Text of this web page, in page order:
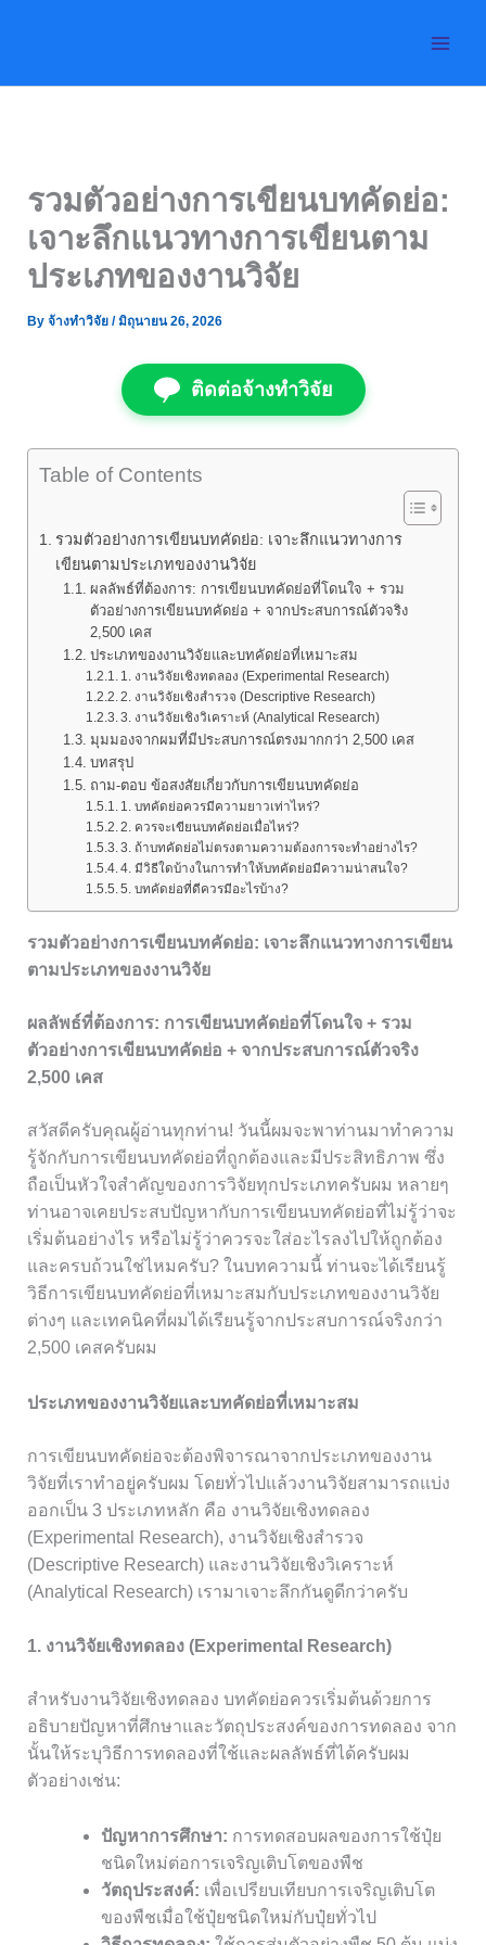
รวมตัวอย่างการเขียนบทคัดย่อ:
เจาะลึกแนวทางการเขียนตาม
ประเภทของงานวิจัย
By จ้างทำวิจัย /มิถุนายน 26, 2026
ติดต่อจ้างทำวิจัย
Table of Contents
รวมตัวอย่างการเขียนบทคัดย่อ: เจาะลึกแนวทางการ
เขียนตามประเภทของงานวิจัย
ผลลัพธ์ที่ต้องการ: การเขียนบทคัดย่อที่โดนใจ + รวม
ตัวอย่างการเขียนบทคัดย่อ + จากประสบการณ์ตัวจริง
2,500 เคส
ประเภทของงานวิจัยและบทคัดย่อที่เหมาะสม
1. งานวิจัยเชิงทดลอง (Experimental Research)
2. งานวิจัยเชิงสำรวจ (Descriptive Research)
3. งานวิจัยเชิงวิเคราะห์ (Analytical Research)
มุมมองจากผมที่มีประสบการณ์ตรงมากกว่า 2,500 เคส
บทสรุป
ถาม-ตอบ ข้อสงสัยเกี่ยวกับการเขียนบทคัดย่อ
1. บทคัดย่อควรมีความยาวเท่าไหร่?
2. ควรจะเขียนบทคัดย่อเมื่อไหร่?
3. ถ้าบทคัดย่อไม่ตรงตามความต้องการจะทำอย่างไร?
4. มีวิธีใดบ้างในการทำให้บทคัดย่อมีความน่าสนใจ?
5. บทคัดย่อที่ดีควรมีอะไรบ้าง?
รวมตัวอย่างการเขียนบทคัดย่อ: เจาะลึกแนวทางการเขียน
ตามประเภทของงานวิจัย
ผลลัพธ์ที่ต้องการ: การเขียนบทคัดย่อที่โดนใจ + รวม
ตัวอย่างการเขียนบทคัดย่อ + จากประสบการณ์ตัวจริง
2,500 เคส
สวัสดีครับคุณผู้อ่านทุกท่าน! วันนี้ผมจะพาท่านมาทำความ
รู้จักกับการเขียนบทคัดย่อที่ถูกต้องและมีประสิทธิภาพ ซึ่ง
ถือเป็นหัวใจสำคัญของการวิจัยทุกประเภทครับผม หลายๆ
ท่านอาจเคยประสบปัญหากับการเขียนบทคัดย่อที่ไม่รู้ว่าจะ
เริ่มต้นอย่างไร หรือไม่รู้ว่าควรจะใส่อะไรลงไปให้ถูกต้อง
และครบถ้วนใช่ไหมครับ? ในบทความนี้ ท่านจะได้เรียนรู้
วิธีการเขียนบทคัดย่อที่เหมาะสมกับประเภทของงานวิจัย
ต่างๆ และเทคนิคที่ผมได้เรียนรู้จากประสบการณ์จริงกว่า
2,500 เคสครับผม
ประเภทของงานวิจัยและบทคัดย่อที่เหมาะสม
การเขียนบทคัดย่อจะต้องพิจารณาจากประเภทของงาน
วิจัยที่เราทำอยู่ครับผม โดยทั่วไปแล้วงานวิจัยสามารถแบ่ง
ออกเป็น 3 ประเภทหลัก คือ งานวิจัยเชิงทดลอง
(Experimental Research), งานวิจัยเชิงสำรวจ
(Descriptive Research) และงานวิจัยเชิงวิเคราะห์
(Analytical Research) เรามาเจาะลึกกันดูดีกว่าครับ
1. งานวิจัยเชิงทดลอง (Experimental Research)
สำหรับงานวิจัยเชิงทดลอง บทคัดย่อควรเริ่มต้นด้วยการ
อธิบายปัญหาที่ศึกษาและวัตถุประสงค์ของการทดลอง จาก
นั้นให้ระบุวิธีการทดลองที่ใช้และผลลัพธ์ที่ได้ครับผม
ตัวอย่างเช่น:
ปัญหาการศึกษา: การทดสอบผลของการใช้ปุ๋ย
ชนิดใหม่ต่อการเจริญเติบโตของพืช
วัตถุประสงค์: เพื่อเปรียบเทียบการเจริญเติบโต
ของพืชเมื่อใช้ปุ๋ยชนิดใหม่กับปุ๋ยทั่วไป